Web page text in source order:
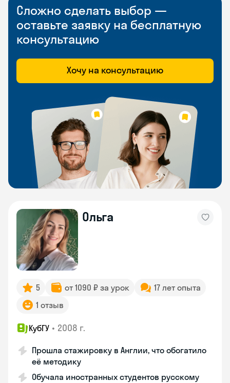
Сложно сделать выбор —
оставьте заявку на бесплатную
консультацию
Хочу на консультацию
Ольга
5 от 1090 ₽ за урок
17 лет опыта
1 отзыв
КубГУ • 2008 г.
Прошла стажировку в Англии, что обогатило
её методику
Обучала иностранных студентов русскому